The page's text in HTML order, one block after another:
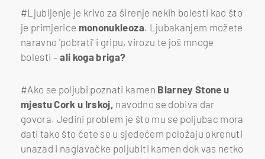
#Ljubljenje je krivo za širenje nekih bolesti kao što
je primjerice mononukleoza. Ljubakanjem možete
naravno 'pobrati' i gripu, virozu te još mnoge
bolesti –ali koga briga?
#Ako se poljubi poznati kamen Blarney Stone u
mjestu Cork u Irskoj, navodno se dobiva dar
govora. Jedini problem je što mu se poljubac mora
dati tako što ćete se u sjedećem položaju okrenuti
unazad i naglavačke poljubiti kamen dok vas netko